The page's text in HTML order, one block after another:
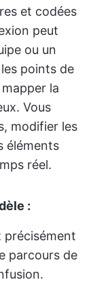
et codées
peut
ou un
points de
la
Vous
modifier les
éléments
réel.
:
précisément
parcours de